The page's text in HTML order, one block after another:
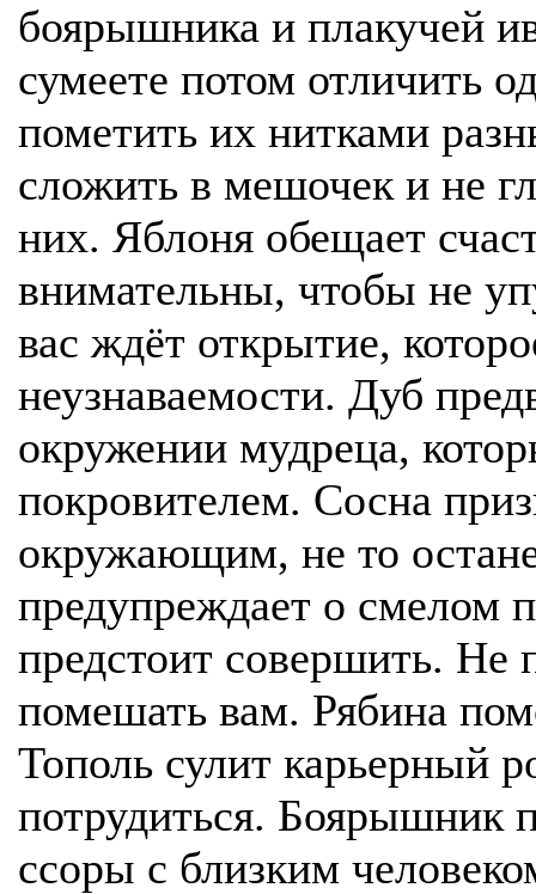
боярышника и плакучей
сумеете потом отличить
пометить их нитками
сложить в мешочек и не
них. Яблоня обещает
внимательны, чтобы не
вас ждёт открытие,
неузнаваемости. Дуб
окружении мудреца,
покровителем. Сосна
окружающим, не то
предупреждает о смелом
предстоит совершить. Не
помешать вам. Рябина
Тополь сулит карьерный
потрудиться. Боярышник
ссоры с близким